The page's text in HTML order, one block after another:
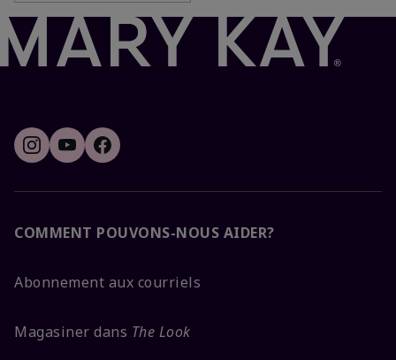
COMMENT POUVONS-NOUS AIDER?
Abonnement aux courriels
Magasiner dans The Look